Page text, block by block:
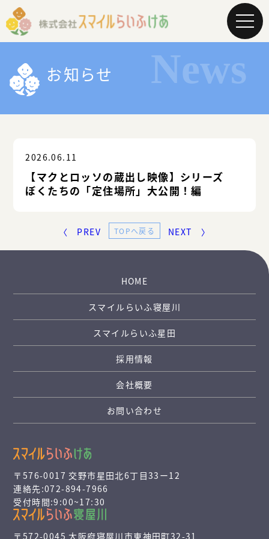
メ
ニ
ュ
を
開
お知らせ
2026.06.11
【マクとロッソの蔵出し映像】シリーズ
ぼくたちの「定住場所」大公開！編
〈 PREV TOPへ戻る NEXT 〉
HOME
スマイルらいふ寝屋川
スマイルらいふ星田
採用情報
会社概要
お問い合わせ
〒576-0017 交野市星田北6丁目33ー12
連絡先:072-894-7966
受付時間:9:00~17:30
〒572-0045 大阪府寝屋川市東神田町32-31